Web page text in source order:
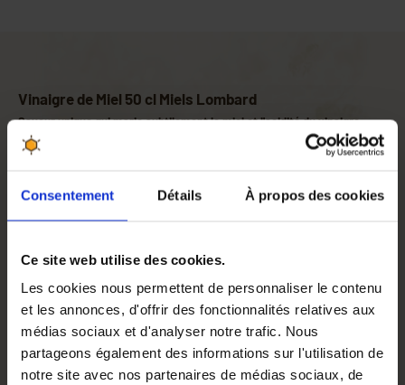
Consentement Détails À propos des cookies
Ce site web utilise des cookies.
Les cookies nous permettent de personnaliser le contenu
et les annonces, d'offrir des fonctionnalités relatives aux
médias sociaux et d'analyser notre trafic. Nous
partageons également des informations sur l'utilisation de
notre site avec nos partenaires de médias sociaux, de
Vinaigre de Miel 50 cl Miels Lombard
Saveur unique qui marie subtilement le miel et l'acidité du vinaigre
Le vinaigre de miel Miels Lombard offre une saveur
mielavec l'acidité du vinaigre
. Cette combinaison parfaite
cevinaigre artisanalrévèle une symphonie de saveurs qui
Produit de qualité artisanale par Miels Lombard
Ce vinaigre de miel est unproduit artisanal français
d'un savoir-faire unique. Chaque bouteille est le résultat
d'une attention minutieuse et d'un processus